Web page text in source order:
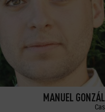
MANUEL